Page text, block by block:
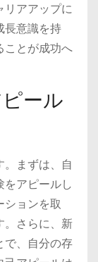
リアアップに
長意識を持
ことが成功へ
ール
まずは、自
アピールし
ションを取
。さらに、新
で、自分の存